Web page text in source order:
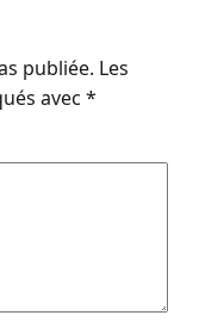
publiée. Les
avec *